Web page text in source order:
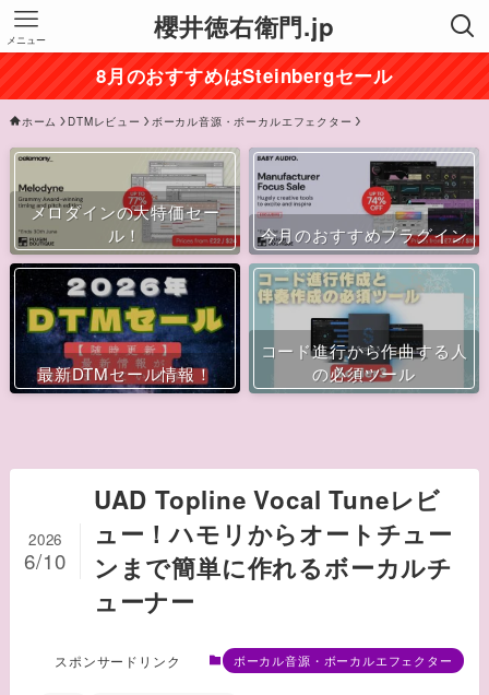
櫻井徳右衛門.jp
メニュー
8月のおすすめはSteinbergセール
ホーム DTMレビュー ボーカル音源・ボーカルエフェクター
メロダインの大特価セー
ル！
今月のおすすめプラグイン
最新DTMセール情報！
コード進行から作曲する人
の必須ツール
UAD Topline Vocal Tuneレビ
ュー！ハモリからオートチュー
ンまで簡単に作れるボーカルチ
ューナー
2026
6/10
スポンサードリンク ボーカル音源・ボーカルエフェクター